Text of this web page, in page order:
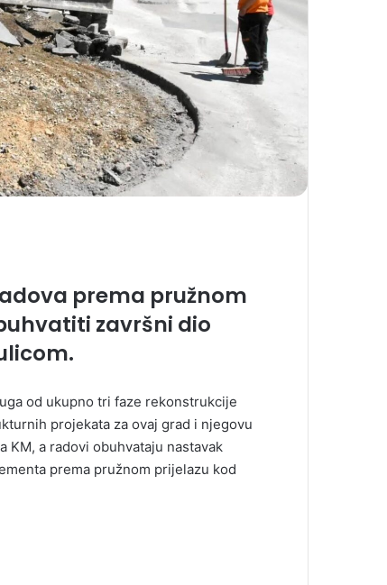
prema pružnom
završni dio
od ukupno tri faze rekonstrukcije
projekata za ovaj grad i njegovu
a radovi obuhvataju nastavak
prema pružnom prijelazu kod